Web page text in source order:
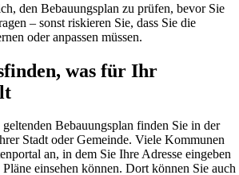
den Bebauungsplan zu prüfen, bevor Sie
– sonst riskieren Sie, dass Sie die
oder anpassen müssen.
was für Ihr
Bebauungsplan finden Sie in der
Stadt oder Gemeinde. Viele Kommunen
an, in dem Sie Ihre Adresse eingeben
einsehen können. Dort können Sie auch